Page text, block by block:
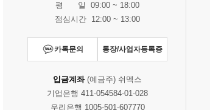
평 일 09:00 ~ 18:00
점심시간 12:00 ~ 13:00
카톡문의 통장/사업자등록증
입금계좌(예금주) 쉬멕스
기업은행 411-054584-01-028
우리은행 1005-501-607770